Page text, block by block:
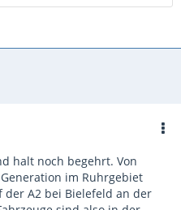
halt noch begehrt. Von
im Ruhrgebiet
A2 bei Bielefeld an der